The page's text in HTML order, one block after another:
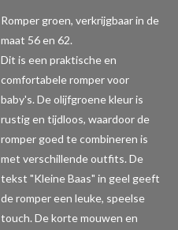
Romper groen, verkrijgbaar in de
maat 56 en 62.
Dit is een praktische en
comfortabele romper voor
baby's. De olijfgroene kleur is
rustig en tijdloos, waardoor de
romper goed te combineren is
met verschillende outfits. De
tekst "Kleine Baas" in geel geeft
de romper een leuke, speelse
touch. De korte mouwen en